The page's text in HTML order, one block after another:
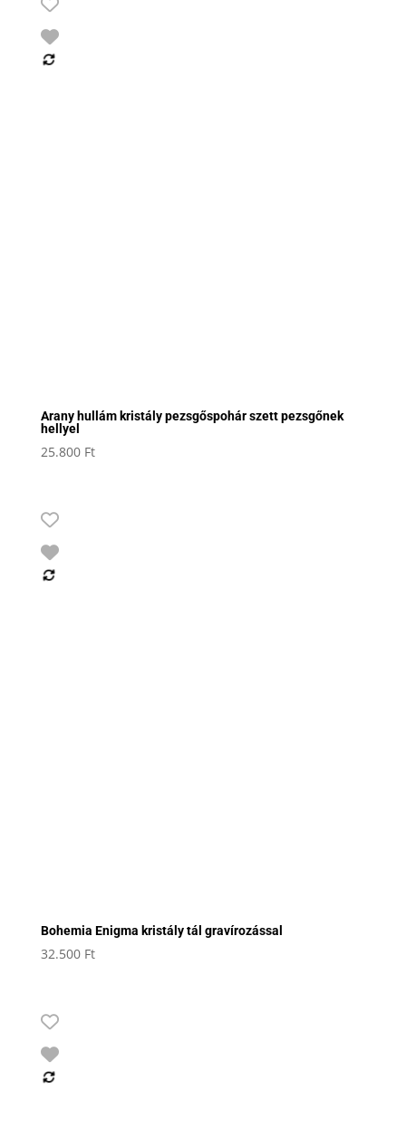
Arany hullám kristály pezsgőspohár szett pezsgőnek
hellyel
25.800 Ft
Bohemia Enigma kristály tál gravírozással
32.500 Ft